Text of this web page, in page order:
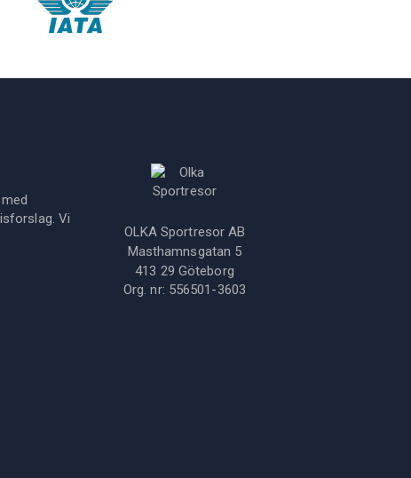
Vi
OLKA Sportresor AB
Masthamnsgatan 5
413 29 Göteborg
Org. nr: 556501-3603